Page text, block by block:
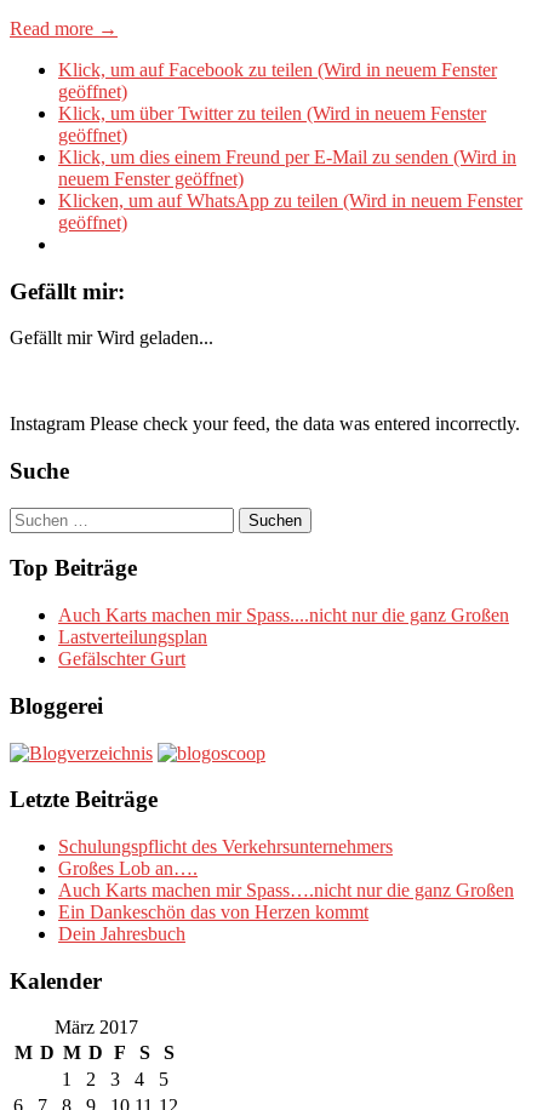
Read more →
Klick, um auf Facebook zu teilen (Wird in neuem Fenster
geöffnet)
Klick, um über Twitter zu teilen (Wird in neuem Fenster
geöffnet)
Klick, um dies einem Freund per E-Mail zu senden (Wird in
neuem Fenster geöffnet)
Klicken, um auf WhatsApp zu teilen (Wird in neuem Fenster
geöffnet)
Gefällt mir:
Gefällt mir Wird geladen...
Instagram Please check your feed, the data was entered incorrectly.
Suche
Suchen
nach:
Top Beiträge
Auch Karts machen mir Spass....nicht nur die ganz Großen
Lastverteilungsplan
Gefälschter Gurt
Bloggerei
Letzte Beiträge
Schulungspflicht des Verkehrsunternehmers
Großes Lob an….
Auch Karts machen mir Spass….nicht nur die ganz Großen
Ein Dankeschön das von Herzen kommt
Dein Jahresbuch
Kalender
März 2017
M D M D F S
S
1
2 3 4
5